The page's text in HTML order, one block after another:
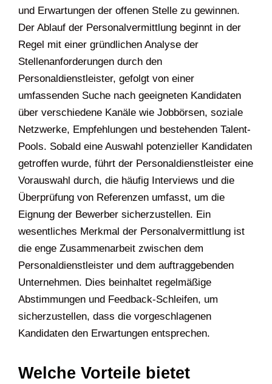
und Erwartungen der offenen Stelle zu gewinnen.
Der Ablauf der Personalvermittlung beginnt in der
Regel mit einer gründlichen Analyse der
Stellenanforderungen durch den
Personaldienstleister, gefolgt von einer
umfassenden Suche nach geeigneten Kandidaten
über verschiedene Kanäle wie Jobbörsen, soziale
Netzwerke, Empfehlungen und bestehenden Talent-
Pools. Sobald eine Auswahl potenzieller Kandidaten
getroffen wurde, führt der Personaldienstleister eine
Vorauswahl durch, die häufig Interviews und die
Überprüfung von Referenzen umfasst, um die
Eignung der Bewerber sicherzustellen. Ein
wesentliches Merkmal der Personalvermittlung ist
die enge Zusammenarbeit zwischen dem
Personaldienstleister und dem auftraggebenden
Unternehmen. Dies beinhaltet regelmäßige
Abstimmungen und Feedback-Schleifen, um
sicherzustellen, dass die vorgeschlagenen
Kandidaten den Erwartungen entsprechen.
Welche Vorteile bietet